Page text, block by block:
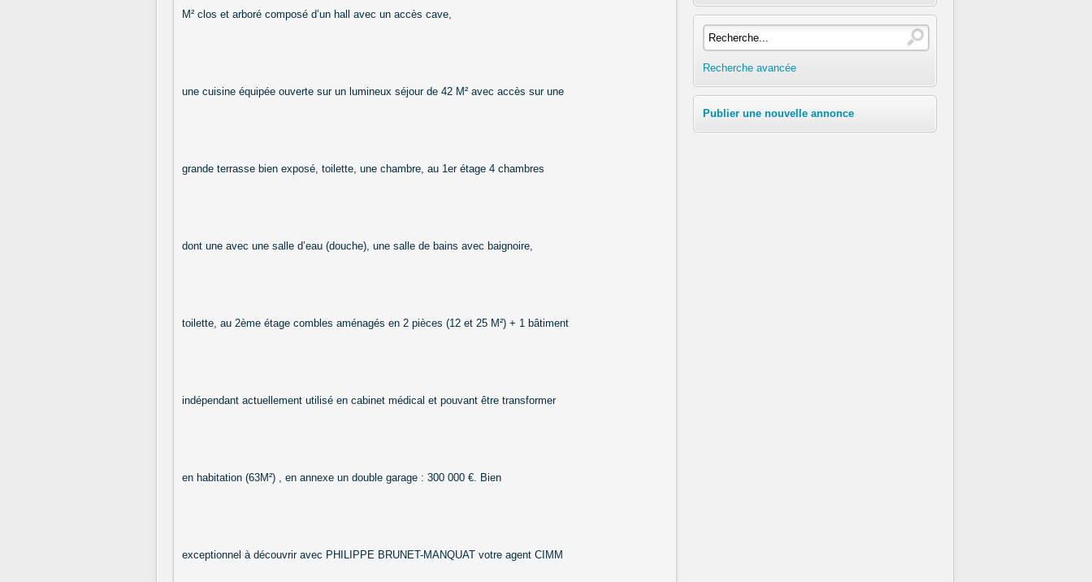
M² clos et arboré composé d’un hall avec un accès cave,
une cuisine équipée ouverte sur un lumineux séjour de 42 M² avec accès sur une
grande terrasse bien exposé, toilette, une chambre, au 1er étage 4 chambres
dont une avec une salle d’eau (douche), une salle de bains avec baignoire,
toilette, au 2ème étage combles aménagés en 2 pièces (12 et 25 M²) + 1 bâtiment
indépendant actuellement utilisé en cabinet médical et pouvant être transformer
en habitation (63M²) , en annexe un double garage : 300 000 €. Bien
exceptionnel à découvrir avec PHILIPPE BRUNET-MANQUAT votre agent CIMM
Recherche avancée
Publier une nouvelle annonce